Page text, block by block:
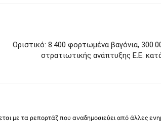
Οριστικό: 8.400 φορτωμένα βαγόνια,
στρατιωτικής ανάπτυξης Ε.Ε.
με τα ρεπορτάζ που αναδημοσιεύει από άλλες